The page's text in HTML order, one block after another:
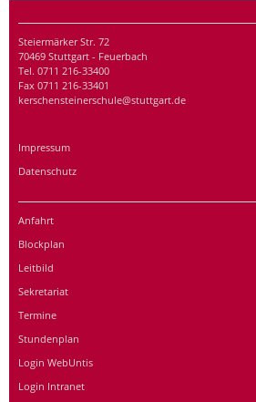
Steiermärker Str. 72
70469 Stuttgart - Feuerbach
Tel. 0711 216-33400
Fax 0711 216-33401
kerschensteinerschule@stuttgart.de
Impressum
Datenschutz
Anfahrt
Blockplan
Leitbild
Sekretariat
Termine
Stundenplan
Login WebUntis
Login Intranet